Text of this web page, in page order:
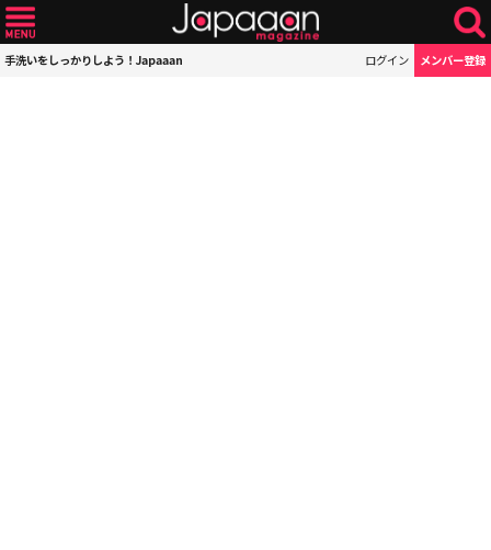
手洗いをしっかりしよう！Japaaan ログイン メンバー登録